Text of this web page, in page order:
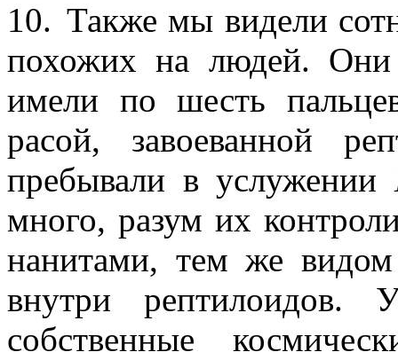
10. Также мы видели
похожих на людей.
имели по шесть
расой, завоеванной
пребывали в услужении
много, разум их
нанитами, тем же видом
внутри
собственные